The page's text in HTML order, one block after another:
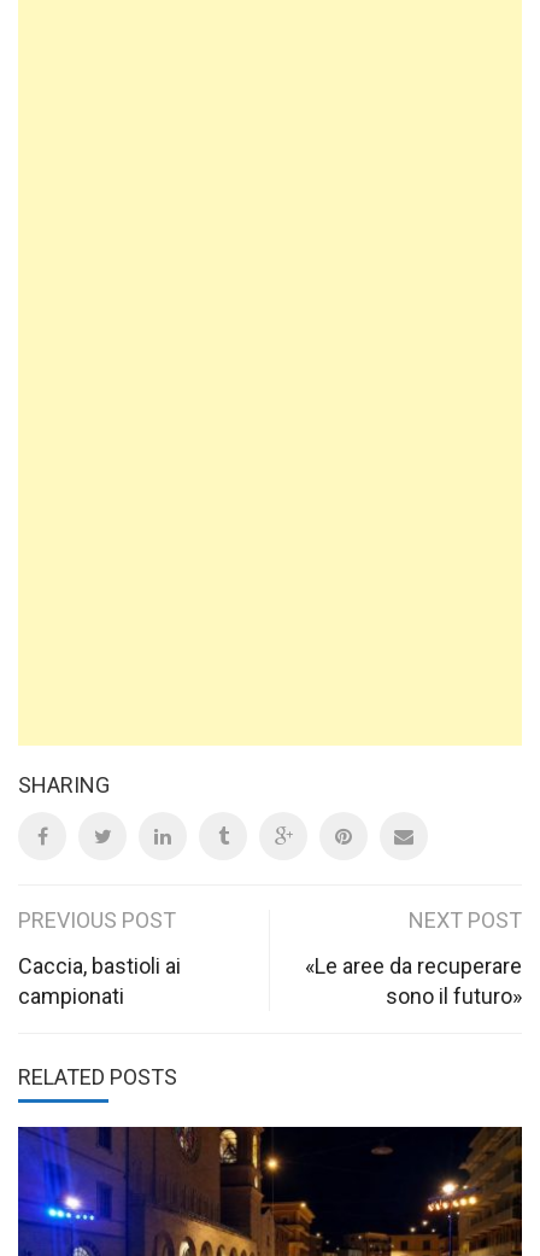
SHARING
Post
navigation
PREVIOUS POST
Caccia, bastioli ai
campionati
NEXT POST
«Le aree da recuperare
sono il futuro»
RELATED POSTS